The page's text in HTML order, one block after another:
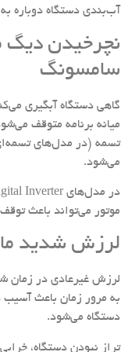
آب‌بندی دستگاه دوباره
نچرخیدن دیگ
سامسونگ
گاهی دستگاه آبگیری
میانه برنامه متوقف
تسمه (در مدل‌های
می‌شود.
موتور می‌تواند باعث
لرزش شدید
لرزش غیرعادی در زمان
به مرور زمان باعث
دستگاه می‌شود.
تراز نبودن دستگاه،